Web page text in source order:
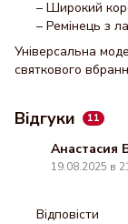
– Широкий
– Ремінець з
Універсальна
святкового
Відгуки 11
Анастасия
19.08.2025 в
Відповісти